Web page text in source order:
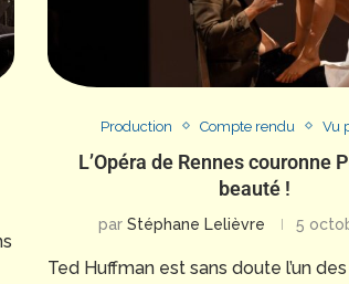
Production Compte rendu Vu
L’Opéra de Rennes couronne
beauté !
par Stéphane Lelièvre 5
Ted Huffman est sans doute l’un